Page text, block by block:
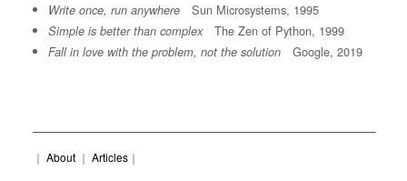
Write once, run anywhere Sun Microsystems, 1995
Simple is better than complexThe Zen of Python, 1999
Fall in love with the problem, not the solution Google, 2019
｜ About｜ Articles｜